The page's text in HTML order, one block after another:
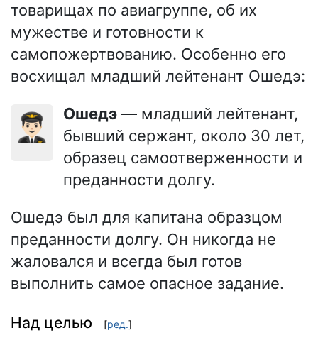
товарищах по авиагруппе, об их
мужестве и готовности к
самопожертвованию. Особенно его
восхищал младший лейтенант Ошедэ:
👨🏻‍✈️ Ошедэ — младший лейтенант,
бывший сержант, около 30 лет,
образец самоотверженности и
преданности долгу.
Ошедэ был для капитана образцом
преданности долгу. Он никогда не
жаловался и всегда был готов
выполнить самое опасное задание.
Над целью [ред.]